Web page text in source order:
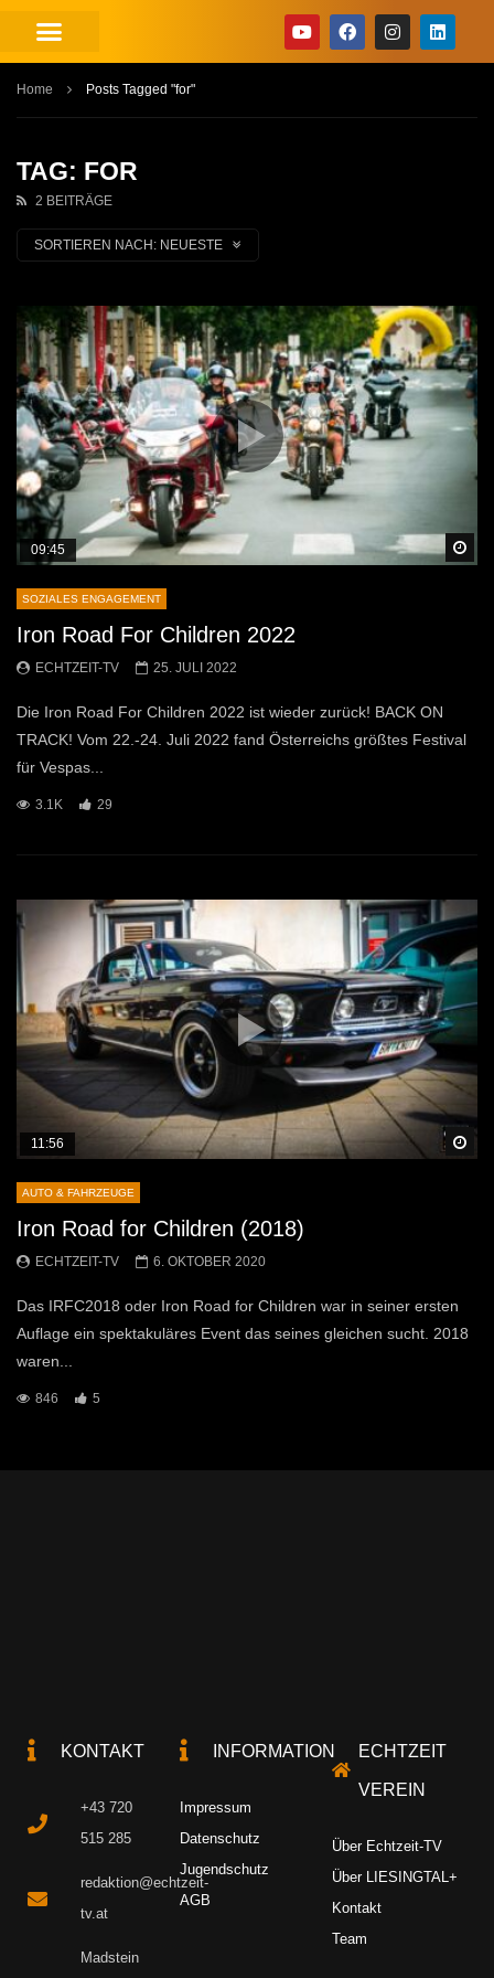
Home Posts Tagged "for"
TAG: FOR
2 BEITRÄGE
SORTIEREN NACH: NEUESTE
09:45
SOZIALES ENGAGEMENT
Iron Road For Children 2022
ECHTZEIT-TV 25. JULI 2022
Die Iron Road For Children 2022 ist wieder zurück! BACK ON
TRACK! Vom 22.-24. Juli 2022 fand Österreichs größtes Festival
für Vespas...
3.1K 29
11:56
AUTO & FAHRZEUGE
Iron Road for Children (2018)
ECHTZEIT-TV 6. OKTOBER 2020
Das IRFC2018 oder Iron Road for Children war in seiner ersten
Auflage ein spektakuläres Event das seines gleichen sucht. 2018
waren...
846 5
KONTAKT
+43 720
515 285
redaktion@echtzeit-
tv.at
Madstein
INFORMATION
Impressum
Datenschutz
Jugendschutz
AGB
ECHTZEIT
VEREIN
Über Echtzeit-TV
Über LIESINGTAL+
Kontakt
Team